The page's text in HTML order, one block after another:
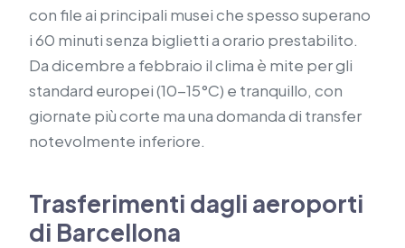
con file ai principali musei che spesso superano
i 60 minuti senza biglietti a orario prestabilito.
Da dicembre a febbraio il clima è mite per gli
standard europei (10-15°C) e tranquillo, con
giornate più corte ma una domanda di transfer
notevolmente inferiore.
Trasferimenti dagli aeroporti
di Barcellona